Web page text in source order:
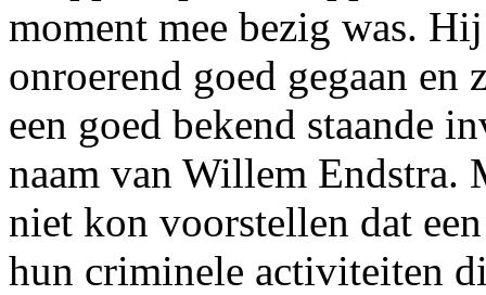
moment mee bezig was.
onroerend goed gegaan en
een goed bekend staande
naam van Willem
niet kon voorstellen dat
hun criminele activiteiten